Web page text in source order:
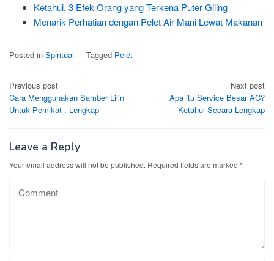
Ketahui, 3 Efek Orang yang Terkena Puter Giling
Menarik Perhatian dengan Pelet Air Mani Lewat Makanan
Posted in Spiritual Tagged Pelet
Post
navigation
Previous post
Cara Menggunakan Samber Lilin
Untuk Pemikat : Lengkap
Next post
Apa itu Service Besar AC?
Ketahui Secara Lengkap
Leave a Reply
Your email address will not be published. Required fields are marked *